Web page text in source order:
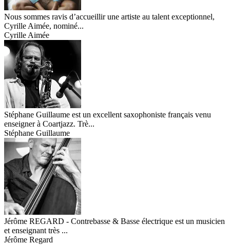
Nous sommes ravis d’accueillir une artiste au talent exceptionnel,
Cyrille Aimée, nominé...
Cyrille Aimée
Stéphane Guillaume est un excellent saxophoniste français venu
enseigner à Coartjazz. Trè...
Stéphane Guillaume
Jérôme REGARD - Contrebasse & Basse électrique est un musicien
et enseignant très ...
Jérôme Regard